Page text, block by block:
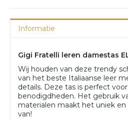
Informatie
Gigi Fratelli leren damestas
Wij houden van deze trendy
van het beste Italiaanse leer
details. Deze tas is perfect
benodigdheden. Het gebruik
materialen maakt het uniek en
van!